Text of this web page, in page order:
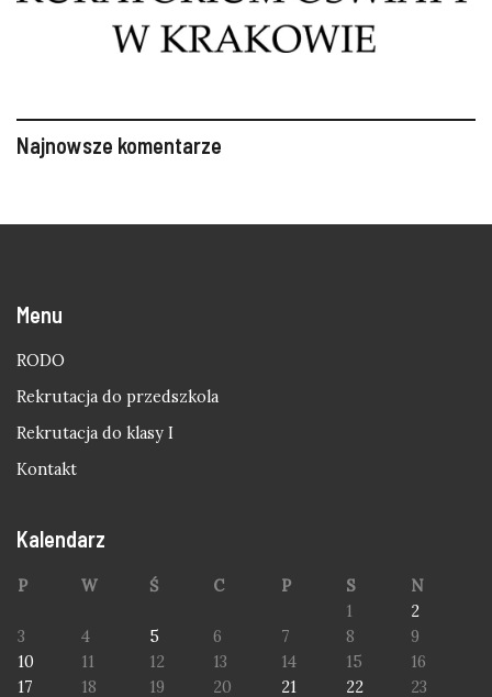
Najnowsze komentarze
Menu
RODO
Rekrutacja do przedszkola
Rekrutacja do klasy I
Kontakt
Kalendarz
P W Ś C P S
N
1
2
3
4 5 6 7 8
9
10
11 12 13 14 15
16
17
18 19 20 21 22 23